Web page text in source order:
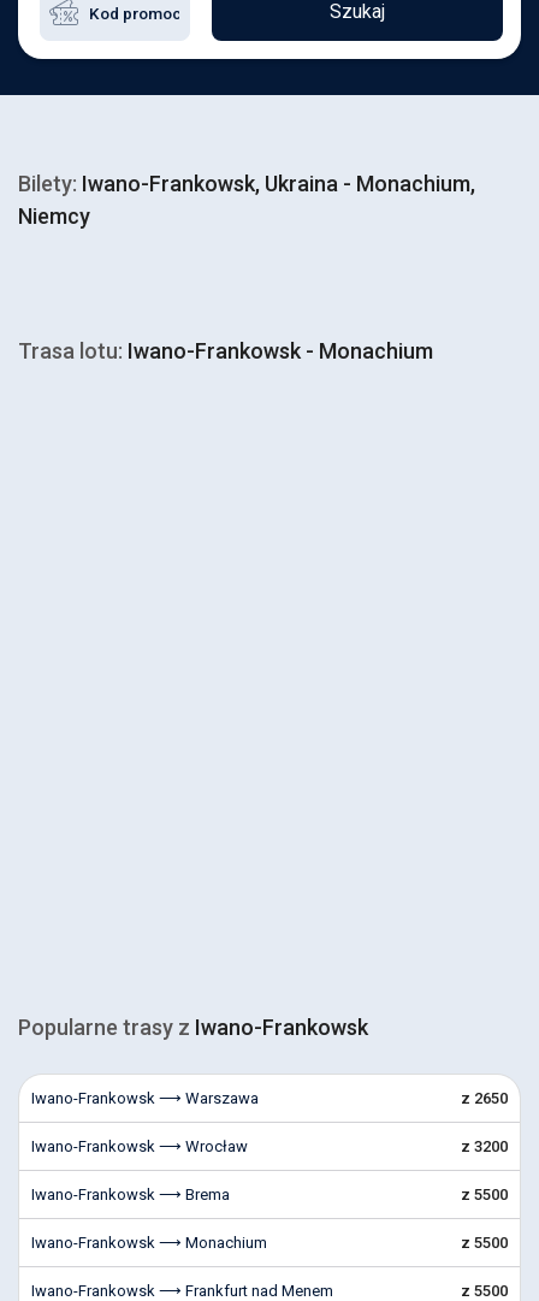
Szukaj
Bilety: Iwano-Frankowsk, Ukraina - Monachium,
Niemcy
Trasa lotu: Iwano-Frankowsk - Monachium
Popularne trasy z Iwano-Frankowsk
Iwano-Frankowsk ⟶ Warszawa z 2650
Iwano-Frankowsk ⟶ Wrocław z 3200
Iwano-Frankowsk ⟶ Brema z 5500
Iwano-Frankowsk ⟶ Monachium z 5500
Iwano-Frankowsk ⟶ Frankfurt nad Menem z 5500